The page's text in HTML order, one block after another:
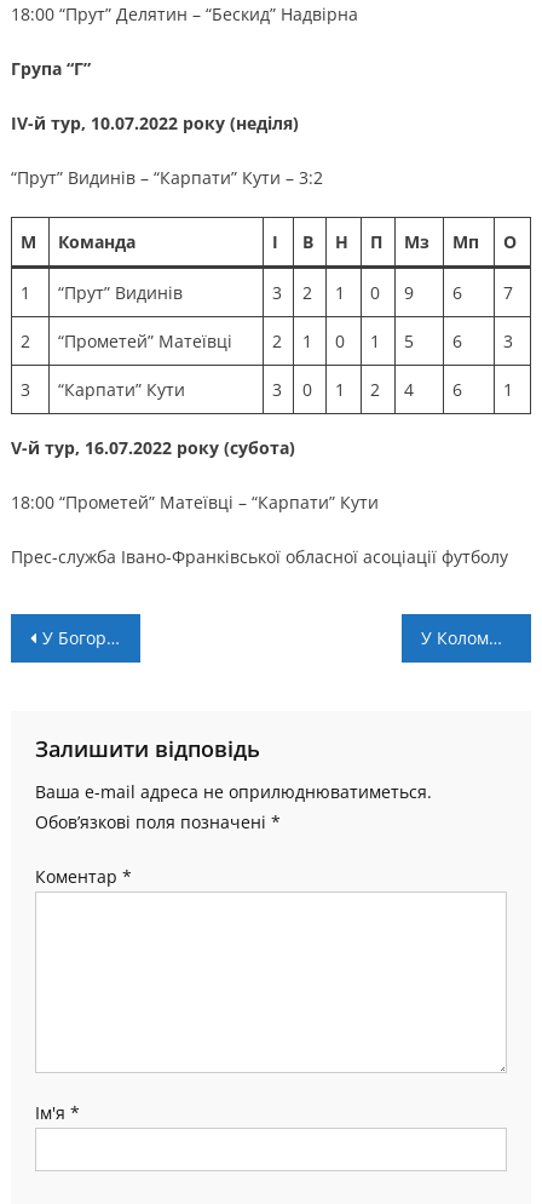
18:00 “Прут” Делятин – “Бескид” Надвірна
Група “Г”
ІV-й тур, 10.07.2022 року (неділя)
“Прут” Видинів – “Карпати” Кути – 3:2
М Команда І В Н П Мз Мп О
1 “Прут” Видинів 3 2 1 0 9 6 7
2 “Прометей” Матеївці 2 1 0 1 5 6 3
3 “Карпати” Кути 3 0 1 2 4 6 1
V-й тур, 16.07.2022 року (субота)
18:00 “Прометей” Матеївці – “Карпати” Кути
Прес-служба Івано-Франківської обласної асоціації футболу
Навігація
У Богородчанах пройшов турнір пам’яті Романа Стоцького У Коломиї ветерани грали у волейбол (+ ВІДЕО)
Залишити відповідь
Ваша e-mail адреса не оприлюднюватиметься.
Обов’язкові поля позначені *
Коментар *
Ім'я *